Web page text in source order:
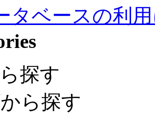
タベースの利
探す
ら探す